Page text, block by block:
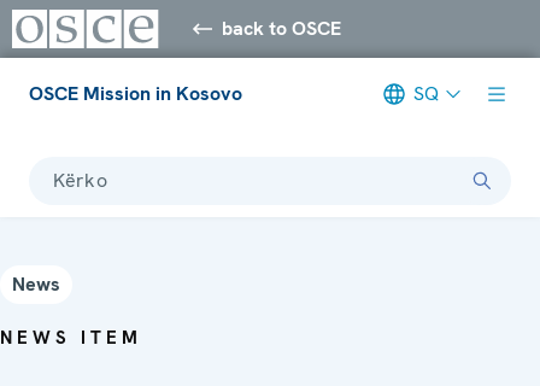
back to OSCE
OSCE Mission in Kosovo SQ
Kërko
News
NEWS ITEM